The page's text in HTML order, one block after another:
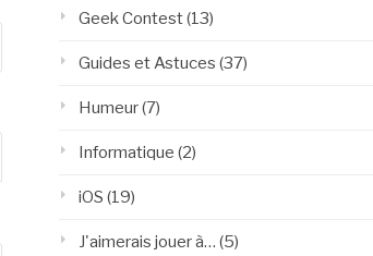
Geek Contest(13)
Guides et Astuces (37)
Humeur(7)
Informatique (2)
iOS (19)
J'aimerais jouer à… (5)